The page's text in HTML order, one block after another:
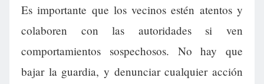
Es importante que los vecinos estén atentos y
colaboren con las autoridades si ven
comportamientos sospechosos. No hay que
bajar la guardia, y denunciar cualquier acción